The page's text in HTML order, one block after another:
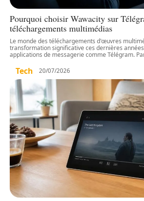
Pourquoi choisir Wawacity sur
téléchargements multimédias
Le monde des téléchargements d'œuvres
transformation significative ces dernières
applications de messagerie comme Télégram.
Tech 20/07/2026